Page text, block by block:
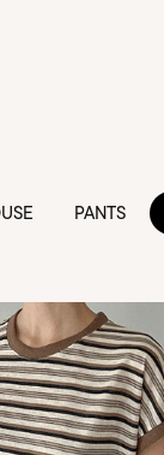
PANTS